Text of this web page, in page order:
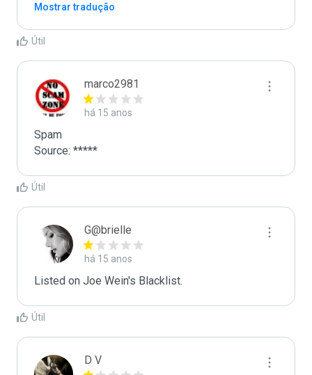
Mostrar tradução
Útil
marco2981
há 15 anos
Spam
Source: *****
Útil
G@brielle
há 15 anos
Listed on Joe Wein's Blacklist.
Útil
D V